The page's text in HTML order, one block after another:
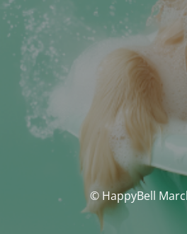
© HappyBell